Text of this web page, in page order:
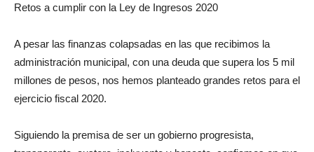
Retos a cumplir con la Ley de Ingresos 2020
A pesar las finanzas colapsadas en las que recibimos la
administración municipal, con una deuda que supera los 5 mil
millones de pesos, nos hemos planteado grandes retos para el
ejercicio fiscal 2020.
Siguiendo la premisa de ser un gobierno progresista,